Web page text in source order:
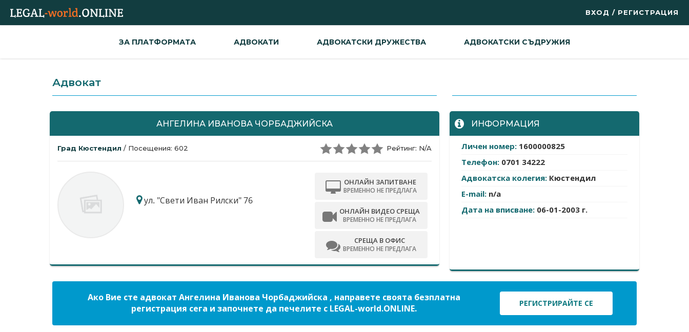
ВХОД / РЕГИСТРАЦИЯ
ЗА ПЛАТФОРМАТА АДВОКАТИ АДВОКАТСКИ ДРУЖЕСТВА АДВОКАТСКИ СЪДРУЖИЯ
Адвокат
АНГЕЛИНА ИВАНОВА ЧОРБАДЖИЙСКА
Град Кюстендил / Посещения: 602 Рейтинг: N/A
ул. "Свети Иван Рилски" 76
ОНЛАЙН ЗАПИТВАНЕ
ВРЕМЕННО НЕ ПРЕДЛАГА
ОНЛАЙН ВИДЕО СРЕЩА
ВРЕМЕННО НЕ ПРЕДЛАГА
СРЕЩА В ОФИС
ВРЕМЕННО НЕ ПРЕДЛАГА
ИНФОРМАЦИЯ
Личен номер: 1600000825
Телефон: 0701 34222
Адвокатска колегия: Кюстендил
E-mail: n/a
Дата на вписване: 06-01-2003 г.
Ако Вие сте адвокат Ангелина Иванова Чорбаджийска , направете своята безплатна
регистрация сега и започнете да печелите с LEGAL-world.ONLINE.
РЕГИСТРИРАЙТЕ СЕ